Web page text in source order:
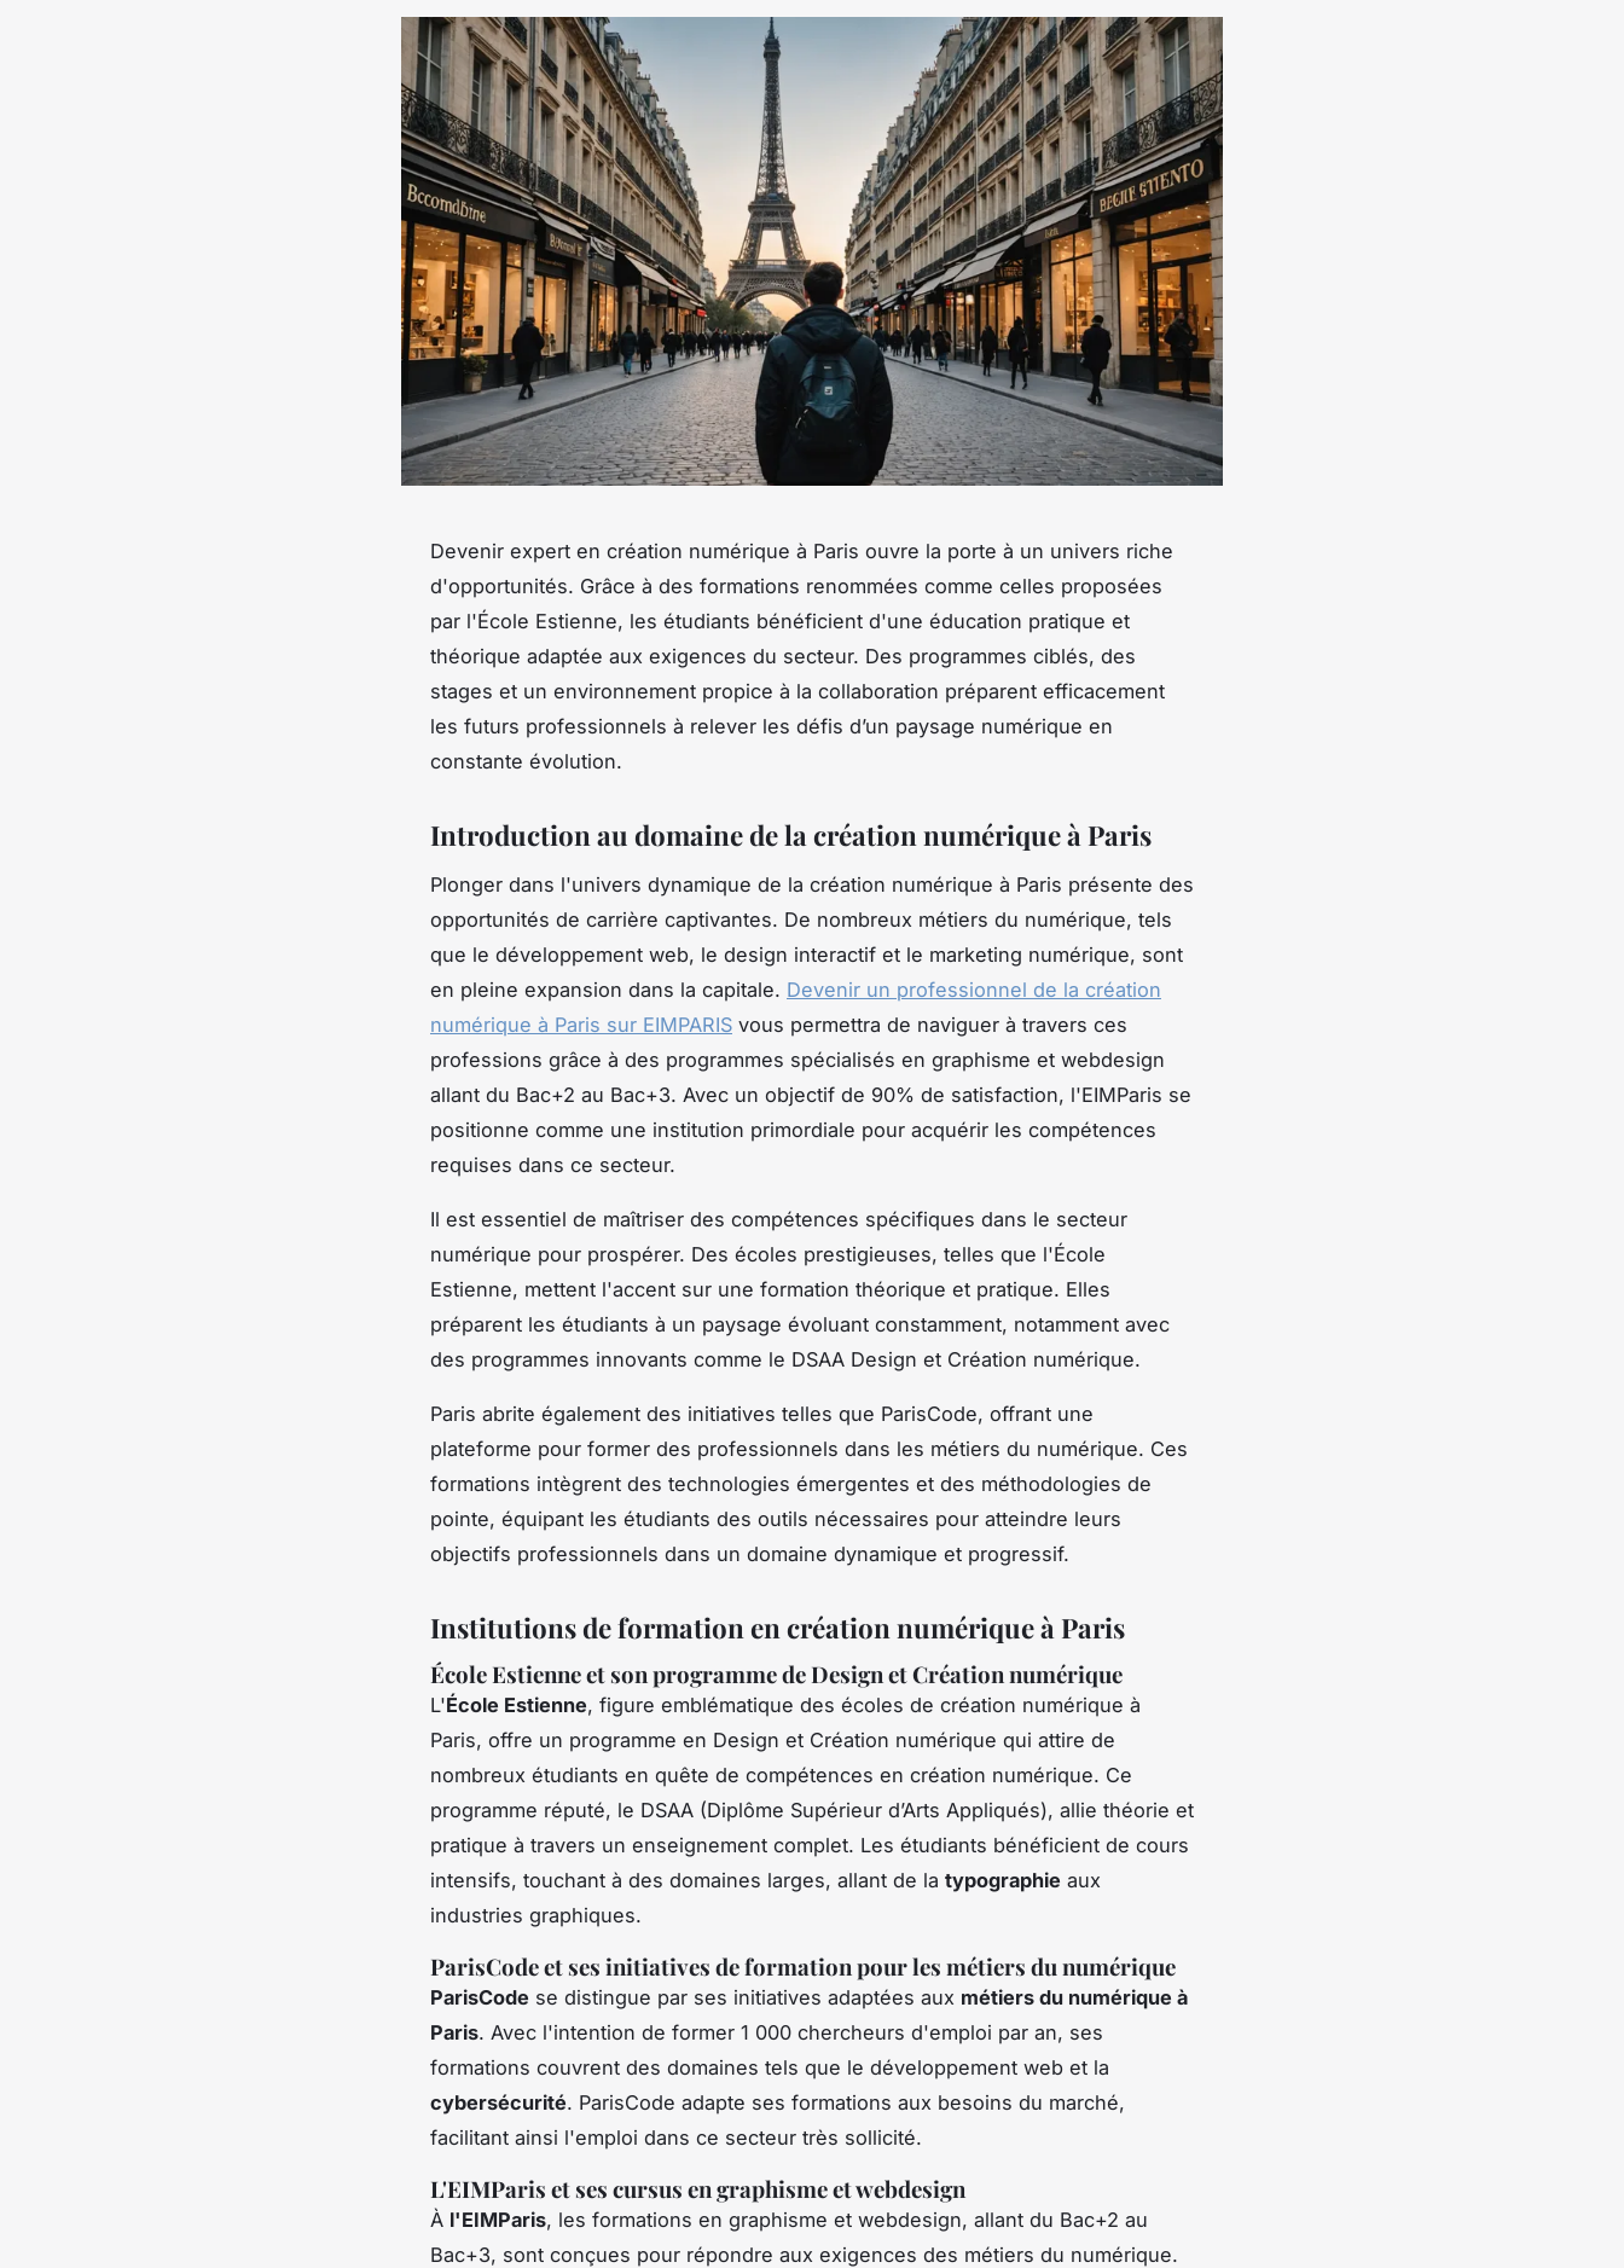
Devenir expert en création numérique à Paris ouvre la porte à un univers riche
d'opportunités. Grâce à des formations renommées comme celles proposées
par l'École Estienne, les étudiants bénéficient d'une éducation pratique et
théorique adaptée aux exigences du secteur. Des programmes ciblés, des
stages et un environnement propice à la collaboration préparent efficacement
les futurs professionnels à relever les défis d’un paysage numérique en
constante évolution.
Introduction au domaine de la création numérique à Paris
Plonger dans l'univers dynamique de la création numérique à Paris présente des
opportunités de carrière captivantes. De nombreux métiers du numérique, tels
que le développement web, le design interactif et le marketing numérique, sont
en pleine expansion dans la capitale. Devenir un professionnel de la création
numérique à Paris sur EIMPARIS vous permettra de naviguer à travers ces
professions grâce à des programmes spécialisés en graphisme et webdesign
allant du Bac+2 au Bac+3. Avec un objectif de 90% de satisfaction, l'EIMParis se
positionne comme une institution primordiale pour acquérir les compétences
requises dans ce secteur.
Il est essentiel de maîtriser des compétences spécifiques dans le secteur
numérique pour prospérer. Des écoles prestigieuses, telles que l'École
Estienne, mettent l'accent sur une formation théorique et pratique. Elles
préparent les étudiants à un paysage évoluant constamment, notamment avec
des programmes innovants comme le DSAA Design et Création numérique.
Paris abrite également des initiatives telles que ParisCode, offrant une
plateforme pour former des professionnels dans les métiers du numérique. Ces
formations intègrent des technologies émergentes et des méthodologies de
pointe, équipant les étudiants des outils nécessaires pour atteindre leurs
objectifs professionnels dans un domaine dynamique et progressif.
Institutions de formation en création numérique à Paris
École Estienne et son programme de Design et Création numérique
L'École Estienne, figure emblématique des écoles de création numérique à
Paris, offre un programme en Design et Création numérique qui attire de
nombreux étudiants en quête de compétences en création numérique. Ce
programme réputé, le DSAA (Diplôme Supérieur d’Arts Appliqués), allie théorie et
pratique à travers un enseignement complet. Les étudiants bénéficient de cours
intensifs, touchant à des domaines larges, allant de la typographie aux
industries graphiques.
ParisCode et ses initiatives de formation pour les métiers du numérique
ParisCode se distingue par ses initiatives adaptées aux métiers du numérique à
Paris. Avec l'intention de former 1 000 chercheurs d'emploi par an, ses
formations couvrent des domaines tels que le développement web et la
cybersécurité. ParisCode adapte ses formations aux besoins du marché,
facilitant ainsi l'emploi dans ce secteur très sollicité.
L'EIMParis et ses cursus en graphisme et webdesign
À l'EIMParis, les formations en graphisme et webdesign, allant du Bac+2 au
Bac+3, sont conçues pour répondre aux exigences des métiers du numérique.